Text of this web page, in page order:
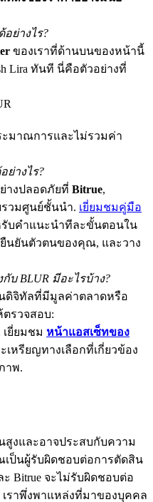
USDT
Bonus
APR
Rewards
APR
อย่างไร?
ของเราที่ด้านบนของหน้านี้
Lira ทันที นี่คือตัวอย่างที่
มาณการและไม่รวมค่า
ย่างไร?
างปลอดภัยที่ Bitrue,
วมศูนย์ชั้นนำ. เยี่ยมชมคู่มือ
บคำแนะนำทีละขั้นตอนใน
นยันตัวตนของคุณ, และวาง
BLUR มีอะไรบ้าง?
ดิจิทัลที่มีมูลค่าตลาดหรือ
รวจสอบ:
เยี่ยมชม หน้าแอสเซ็ทของ
เหรียญทางเลือกที่เกี่ยวข้อง
าพ.
งและอาจประสบกับความ
เป็นผู้รับผิดชอบต่อการตัดสิน
Bitrue จะไม่รับผิดชอบต่อ
ราพึ่งพาแหล่งที่มาของบุคคล